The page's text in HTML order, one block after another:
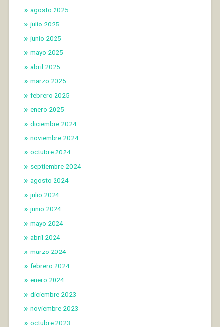
agosto 2025
julio 2025
junio 2025
mayo 2025
abril 2025
marzo 2025
febrero 2025
enero 2025
diciembre 2024
noviembre 2024
octubre 2024
septiembre 2024
agosto 2024
julio 2024
junio 2024
mayo 2024
abril 2024
marzo 2024
febrero 2024
enero 2024
diciembre 2023
noviembre 2023
octubre 2023